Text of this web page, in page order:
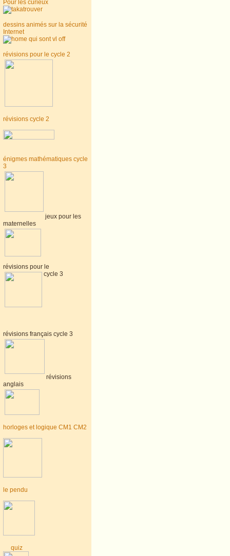
Pour les curieux
dessins animés sur la sécurité
Internet
révisions pour le cycle 2
révisions cycle 2
énigmes mathématiques cycle
3
jeux pour les
maternelles
révisions pour le
cycle 3
révisions français cycle 3
révisions
anglais
horloges et logique CM1 CM2
le pendu
quiz